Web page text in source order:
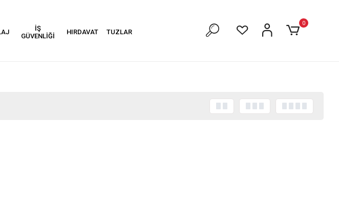
İŞ
GÜVENLİĞİ
HIRDAVAT TUZLAR
0